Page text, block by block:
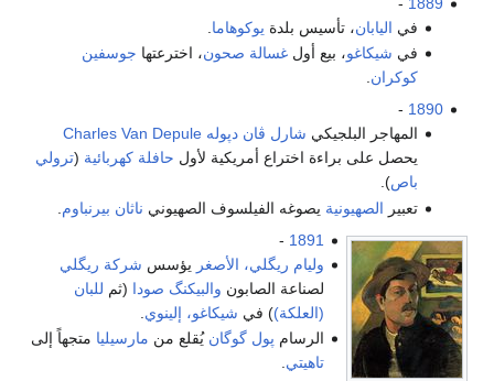
في اليابان، تأسيس بلدة يوكوهاما
في شيكاغو، بيع أول غسالة صحون، اخترعتها جوسفين
كوكران.
1890
-
المهاجر البلجيكي شارل ڤان دپوله Charles Van Depule
يحصل على براءة اختراع أمريكية لأول حافلة كهربائية (ترولي
باص).
تعبير الصهيونية يصوغه الفيلسوف الصهيوني ناثان بيرنباوم
1891
-
وليام ريگلي، الأصغر يؤسس شركة ريگلي
لصناعة الصابون والبيكنگ صودا (ثم للبان
(العلكة)) في شيكاغو، إلينوي
الرسام پول گوگان يُقلع من مارسيليا متجهاً إلى
تاهيتي